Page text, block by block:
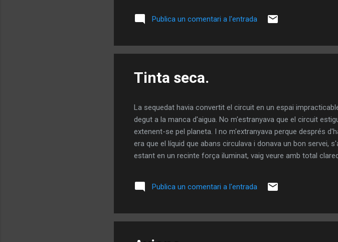
posava discos i xerrava al mateix temps. Semblava que
despatx en Pep i jo. Jeia al llit una noia. Un monument.
Publica un comentari a l'entrada
Tinta seca.
La sequedat havia convertit el circuit en un espai
degut a la manca d'aigua. No m'estranyava que el circuit
extenent-se pel planeta. I no m'extranyava perque després
era que el líquid que abans circulava i donava un bon servei,
estant en un recinte força iluminat, vaig veure amb total
aparèixer de manera inesperada: un altre dipòsit, que
el vell assecat i vaig introduir amb un petit esforç, el verge
Publica un comentari a l'entrada